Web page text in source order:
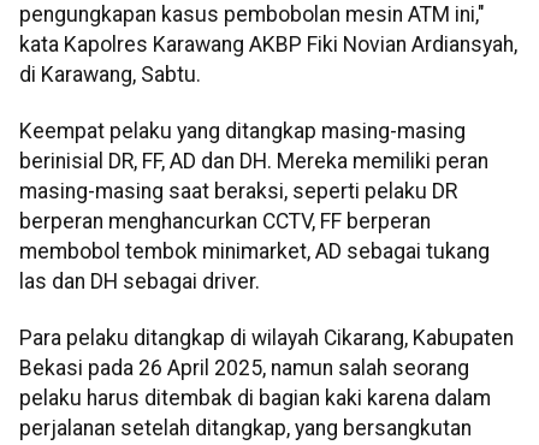
pengungkapan kasus pembobolan mesin ATM ini,"
kata Kapolres Karawang AKBP Fiki Novian Ardiansyah,
di Karawang, Sabtu.
Keempat pelaku yang ditangkap masing-masing
berinisial DR, FF, AD dan DH. Mereka memiliki peran
masing-masing saat beraksi, seperti pelaku DR
berperan menghancurkan CCTV, FF berperan
membobol tembok minimarket, AD sebagai tukang
las dan DH sebagai driver.
Para pelaku ditangkap di wilayah Cikarang, Kabupaten
Bekasi pada 26 April 2025, namun salah seorang
pelaku harus ditembak di bagian kaki karena dalam
perjalanan setelah ditangkap, yang bersangkutan